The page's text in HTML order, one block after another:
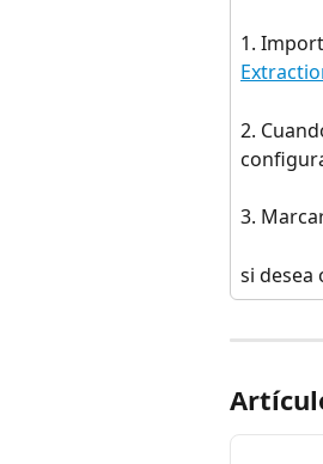
1.
2.
3.
si desea